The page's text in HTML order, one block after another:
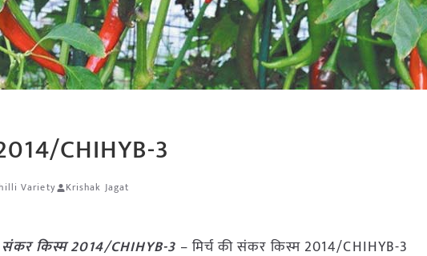
CHIHYB-3
Variety Krishak Jagat
संकर किस्म 2014/CHIHYB-3 – मिर्च की संकर किस्म 2014/CHIHYB-3